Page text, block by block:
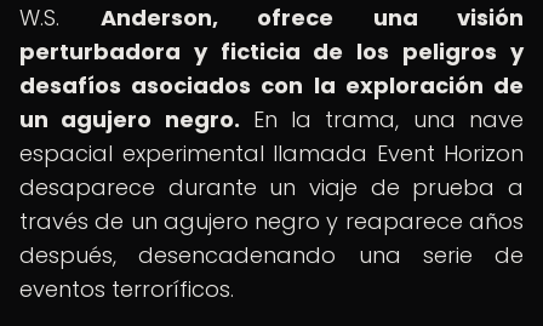
W.S. Anderson, ofrece una visión
perturbadora y ficticia de los peligros y
desafíos asociados con la exploración de
un agujero negro. En la trama, una nave
espacial experimental llamada Event Horizon
desaparece durante un viaje de prueba a
través de un agujero negro y reaparece años
después, desencadenando una serie de
eventos terroríficos.